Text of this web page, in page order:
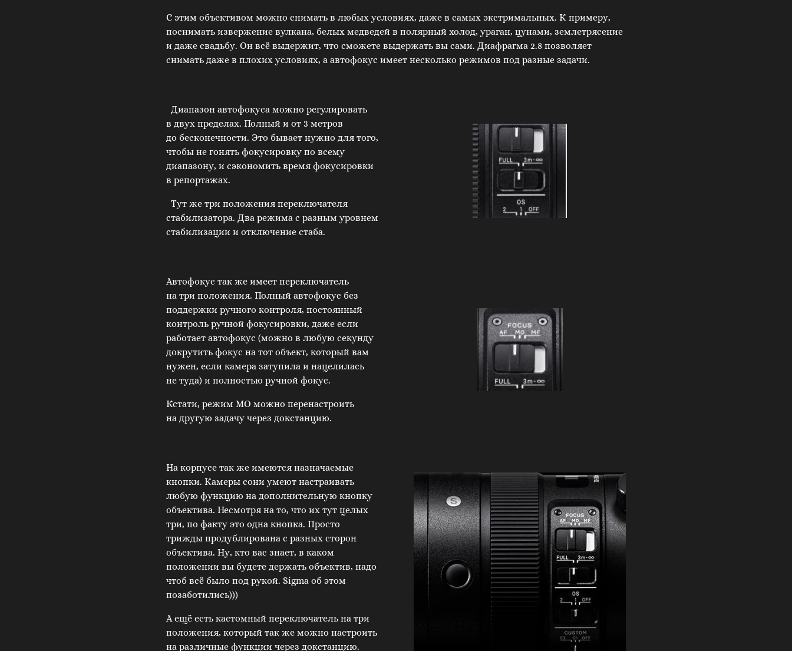
С этим объективом можно снимать в любых условиях, даже в самых экстримальных. К примеру,
поснимать извержение вулкана, белых медведей в полярный холод, ураган, цунами, землетрясение
и даже свадьбу. Он всё выдержит, что сможете выдержать вы сами. Диафрагма 2.8 позволяет
снимать даже в плохих условиях, а автофокус имеет несколько режимов под разные задачи.
Диапазон автофокуса можно регулировать
в двух пределах. Полный и от 3 метров
до бесконечности. Это бывает нужно для того,
чтобы не гонять фокусировку по всему
диапазону, и сэкономить время фокусировки
в репортажах.
Тут же три положения переключателя
стабилизатора. Два режима с разным уровнем
стабилизации и отключение стаба.
Автофокус так же имеет переключатель
на три положения. Полный автофокус без
поддержки ручного контроля, постоянный
контроль ручной фокусировки, даже если
работает автофокус (можно в любую секунду
докрутить фокус на тот объект, который вам
нужен, если камера затупила и нацелилась
не туда) и полностью ручной фокус.
Кстати, режим MO можно перенастроить
на другую задачу через докстанцию.
На корпусе так же имеются назначаемые
кнопки. Камеры сони умеют настраивать
любую функцию на дополнительную кнопку
объектива. Несмотря на то, что их тут целых
три, по факту это одна кнопка. Просто
трижды продублирована с разных сторон
объектива. Ну, кто вас знает, в каком
положении вы будете держать объектив, надо
чтоб всё было под рукой. Sigma об этом
позаботились)))
А ещё есть кастомный переключатель на три
положения, который так же можно настроить
на различные функции через докстанцию.